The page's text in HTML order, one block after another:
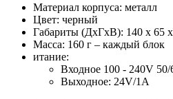
Материал корпуса: металл
Цвет: черный
Габариты (ДхГхВ): 140 х 65
Масса: 160 г – каждый блок
итание:
Входное 100 - 240V 50/
Выходное: 24V/1A